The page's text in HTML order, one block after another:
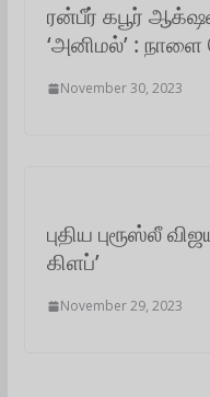
ரன்பீர் கபூர்
‘அனிமல்’ : நாளை
November 30, 2023
புதிய புரூஸ்லீ
கிளப்’
November 29, 2023